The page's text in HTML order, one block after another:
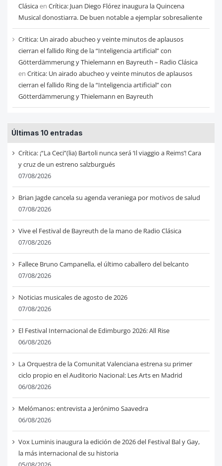
Clásicaen Crítica: Juan Diego Flórez inaugura la Quincena
Musical donostiarra. De buen notable a ejemplar sobresaliente
Critica: Un airado abucheo y veinte minutos de aplausos
cierran el fallido Ring de la “Inteligencia artificial” con
Götterdämmerung y Thielemann en Bayreuth – Radio Clásica
en Critica: Un airado abucheo y veinte minutos de aplausos
cierran el fallido Ring de la “Inteligencia artificial” con
Götterdämmerung y Thielemann en Bayreuth
Últimas 10 entradas
Crítica: ¡“La Ceci”(lia) Bartoli nunca será ‘Il viaggio a Reims’! Cara
y cruz de un estreno salzburgués
07/08/2026
Brian Jagde cancela su agenda veraniega por motivos de salud
07/08/2026
Vive el Festival de Bayreuth de la mano de Radio Clásica
07/08/2026
Fallece Bruno Campanella, el último caballero del belcanto
07/08/2026
Noticias musicales de agosto de 2026
07/08/2026
El Festival Internacional de Edimburgo 2026: All Rise
06/08/2026
La Orquestra de la Comunitat Valenciana estrena su primer
ciclo propio en el Auditorio Nacional: Les Arts en Madrid
06/08/2026
Melómanos: entrevista a Jerónimo Saavedra
06/08/2026
Vox Luminis inaugura la edición de 2026 del Festival Bal y Gay,
la más internacional de su historia